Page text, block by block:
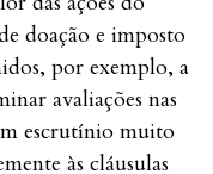
doação e imposto
por exemplo, a
avaliações nas
escrutínio muito
às cláusulas